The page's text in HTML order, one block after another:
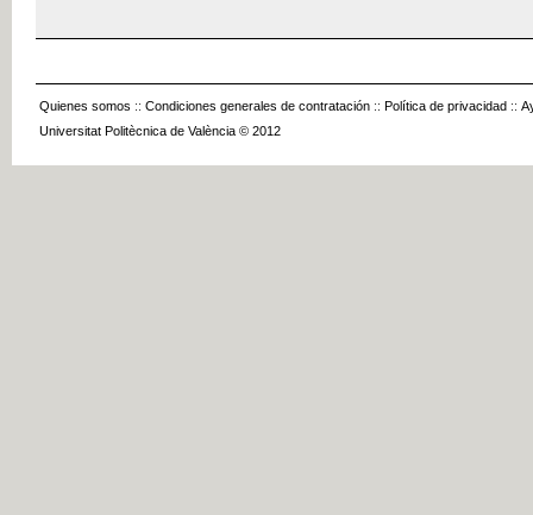
Quienes somos :: Condiciones generales de contratación :: Política de privacidad ::
Universitat Politècnica de València © 2012